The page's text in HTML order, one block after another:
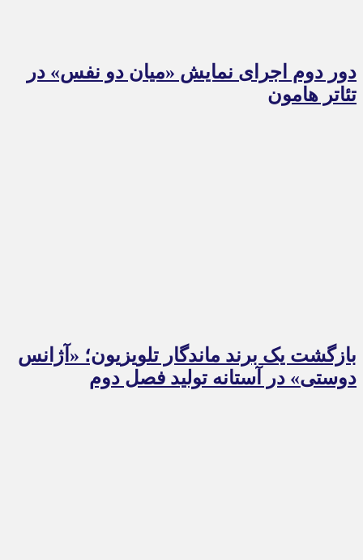
دور دوم اجرای نمایش «میان دو نفس» در
تئاتر هامون
بازگشت یک برند ماندگار تلویزیون؛ «آژانس
دوستی» در آستانه تولید فصل دوم